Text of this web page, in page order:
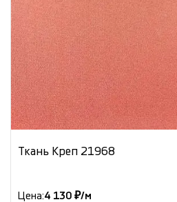
Ткань Креп 21968
Цена:4 130 ₽/м